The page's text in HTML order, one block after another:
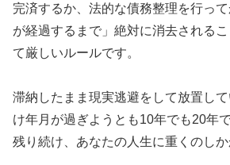
完済するか、法的な債務整理を行っ
が経過するまで」絶対に消去される
て厳しいルールです。
滞納したまま現実逃避をして放置し
け年月が過ぎようとも10年でも20年
残り続け、あなたの人生に重くのしか